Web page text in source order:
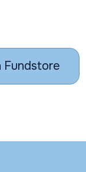
Fundstore